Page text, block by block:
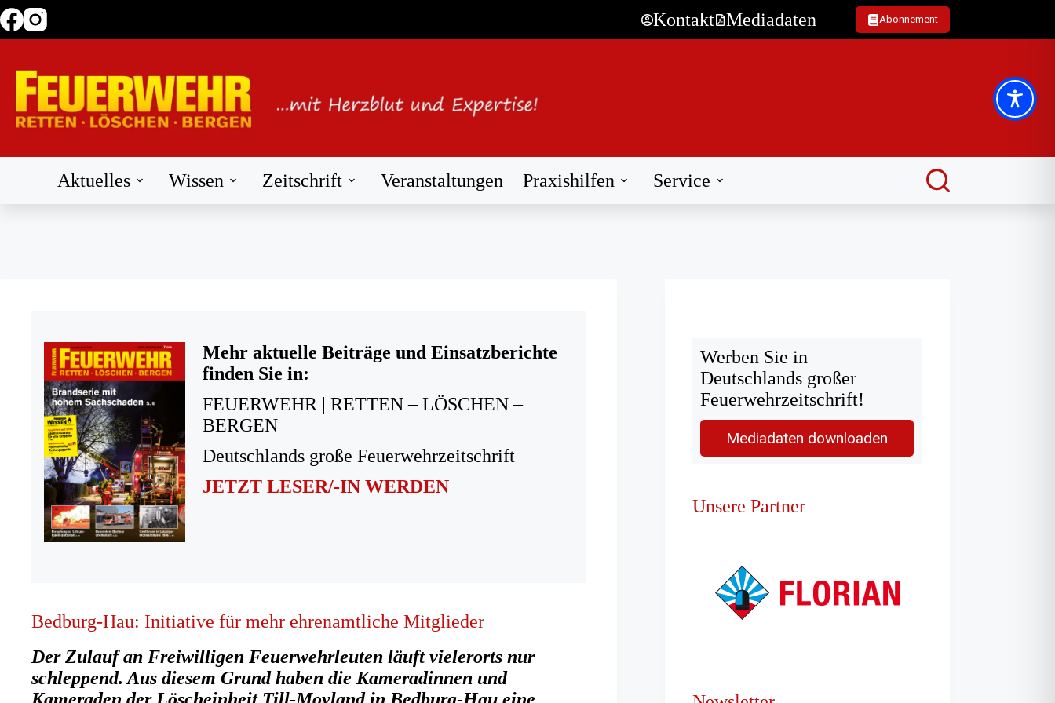
Zum
Inhalt
Kontakt Mediadaten Abonnement
Aktuelles Wissen Zeitschrift Veranstaltungen Praxishilfen Service
Mehr aktuelle Beiträge und Einsatzberichte
finden Sie in:
FEUERWEHR | RETTEN – LÖSCHEN –
BERGEN
Deutschlands große Feuerwehrzeitschrift
JETZT LESER/-IN WERDEN
Bedburg-Hau: Initiative für mehr ehrenamtliche Mitglieder
Der Zulauf an Freiwilligen Feuerwehrleuten läuft vielerorts nur
schleppend. Aus diesem Grund haben die Kameradinnen und
Kameraden der Löscheinheit Till-Moyland in Bedburg-Hau eine
Werben Sie in
Deutschlands großer
Feuerwehrzeitschrift!
Mediadaten downloaden
Unsere Partner